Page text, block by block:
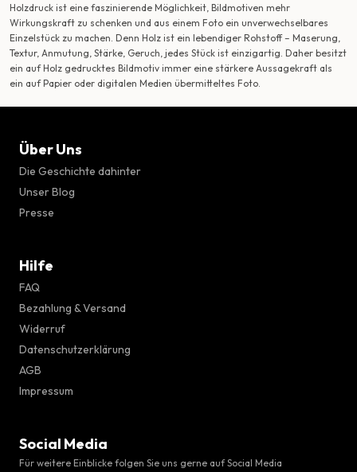
Holzdruck ist eine faszinierende Möglichkeit, Bildmotiven mehr
Wirkungskraft zu schenken und aus einem Foto ein unverwechselbares
Einzelstück zu machen. Denn Holz ist ein lebendiger Rohstoff – Maserung,
Textur, Anmutung, Stärke, Geruch, jedes Stück ist einzigartig. Daher besitzt
ein auf Holz gedrucktes Bildmotiv immer eine stärkere Aussagekraft als
ein auf Papier oder digitalen Medien übermitteltes Foto.
Über Uns
Die Geschichte dahinter
Unser Blog
Presse
Hilfe
FAQ
Bezahlung & Versand
Widerruf
Datenschutzerklärung
AGB
Impressum
Social Media
Für weitere Einblicke folgen Sie uns gerne auf Social Media